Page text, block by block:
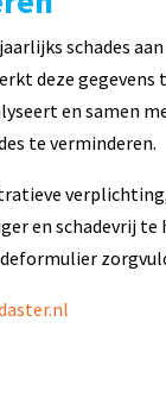
schades
deze
en samen
te verminderen.
en schadevrij te